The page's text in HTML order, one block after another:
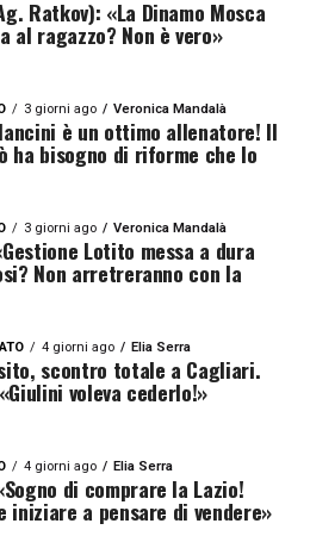
Ratkov): «La Dinamo Mosca
al ragazzo? Non è vero»
3 giorni ago Veronica Mandalà
è un ottimo allenatore! Il
ha bisogno di riforme che lo
3 giorni ago Veronica Mandalà
Lotito messa a dura
Non arretreranno con la
4 giorni ago Elia Serra
scontro totale a Cagliari.
voleva cederlo!»
4 giorni ago Elia Serra
di comprare la Lazio!
iniziare a pensare di vendere»